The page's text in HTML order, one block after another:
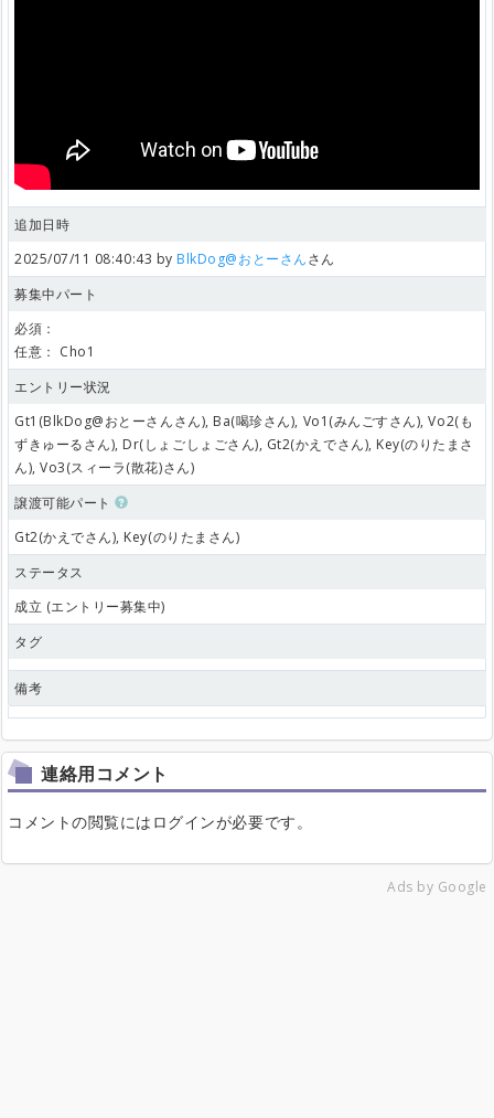
追加日時
2025/07/11 08:40:43 by BlkDog@おとーさんさん
募集中パート
必須：
任意： Cho1
エントリー状況
Gt1(BlkDog@おとーさんさん), Ba(喝珍さん), Vo1(みんごすさん), Vo2(も
ずきゅーるさん), Dr(しょごしょごさん), Gt2(かえでさん), Key(のりたまさ
ん), Vo3(スィーラ(散花)さん)
譲渡可能パート
Gt2(かえでさん), Key(のりたまさん)
ステータス
成立 (エントリー募集中)
タグ
備考
連絡用コメント
コメントの閲覧にはログインが必要です。
Ads by Google